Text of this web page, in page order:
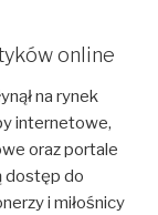
online
na rynek
internetowe,
oraz portale
dostęp do
i miłośnicy